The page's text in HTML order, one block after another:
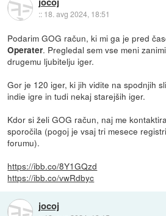
:: 18. avg 2024, 18:51
Podarim GOG račun, ki mi ga je pred
Operater. Pregledal sem vse meni
drugemu ljubitelju iger.
Gor je 120 iger, ki jih vidite na spodnjih
indie igre in tudi nekaj starejših iger.
Kdor si želi GOG račun, naj me
sporočila (pogoj je vsaj tri mesece
forumu).
https://ibb.co/8Y1GQzd
https://ibb.co/vwRdbyc
jocoj